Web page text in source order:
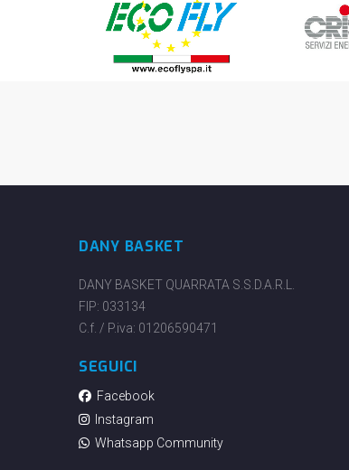
DANY BASKET
DANY BASKET QUARRATA S.S.D.A.R.L.
FIP: 033134
C.f. / P.iva: 01206590471
SEGUICI
Facebook
Instagram
Whatsapp Community